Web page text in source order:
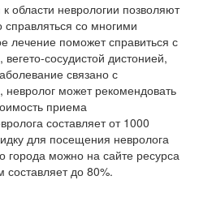
области неврологии позволяют
со многими
лечение поможет справиться с
вегето-сосудистой дистонией,
связано с
может рекомендовать
приема
составляет от 1000
для посещения невролога
города можно на сайте ресурса
составляет до 80%.